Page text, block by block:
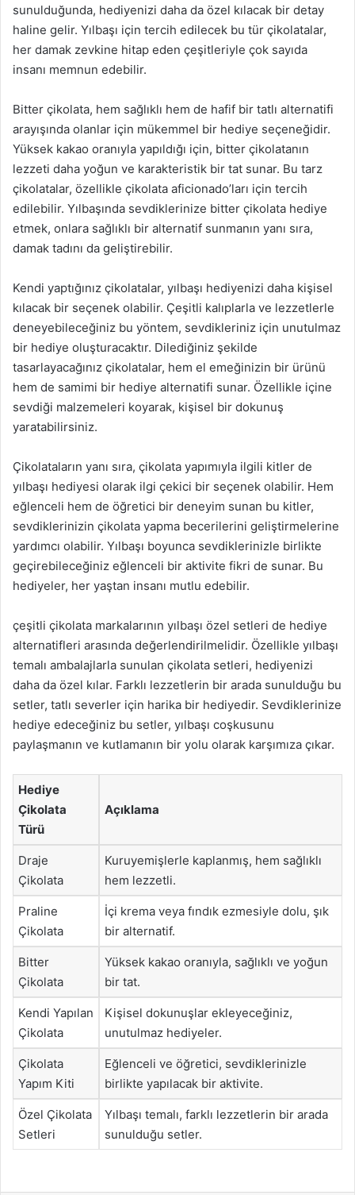
sunulduğunda, hediyenizi daha da özel kılacak bir detay
haline gelir. Yılbaşı için tercih edilecek bu tür çikolatalar,
her damak zevkine hitap eden çeşitleriyle çok sayıda
insanı memnun edebilir.
Bitter çikolata, hem sağlıklı hem de hafif bir tatlı alternatifi
arayışında olanlar için mükemmel bir hediye seçeneğidir.
Yüksek kakao oranıyla yapıldığı için, bitter çikolatanın
lezzeti daha yoğun ve karakteristik bir tat sunar. Bu tarz
çikolatalar, özellikle çikolata aficionado’ları için tercih
edilebilir. Yılbaşında sevdiklerinize bitter çikolata hediye
etmek, onlara sağlıklı bir alternatif sunmanın yanı sıra,
damak tadını da geliştirebilir.
Kendi yaptığınız çikolatalar, yılbaşı hediyenizi daha kişisel
kılacak bir seçenek olabilir. Çeşitli kalıplarla ve lezzetlerle
deneyebileceğiniz bu yöntem, sevdikleriniz için unutulmaz
bir hediye oluşturacaktır. Dilediğiniz şekilde
tasarlayacağınız çikolatalar, hem el emeğinizin bir ürünü
hem de samimi bir hediye alternatifi sunar. Özellikle içine
sevdiği malzemeleri koyarak, kişisel bir dokunuş
yaratabilirsiniz.
Çikolataların yanı sıra, çikolata yapımıyla ilgili kitler de
yılbaşı hediyesi olarak ilgi çekici bir seçenek olabilir. Hem
eğlenceli hem de öğretici bir deneyim sunan bu kitler,
sevdiklerinizin çikolata yapma becerilerini geliştirmelerine
yardımcı olabilir. Yılbaşı boyunca sevdiklerinizle birlikte
geçirebileceğiniz eğlenceli bir aktivite fikri de sunar. Bu
hediyeler, her yaştan insanı mutlu edebilir.
çeşitli çikolata markalarının yılbaşı özel setleri de hediye
alternatifleri arasında değerlendirilmelidir. Özellikle yılbaşı
temalı ambalajlarla sunulan çikolata setleri, hediyenizi
daha da özel kılar. Farklı lezzetlerin bir arada sunulduğu bu
setler, tatlı severler için harika bir hediyedir. Sevdiklerinize
hediye edeceğiniz bu setler, yılbaşı coşkusunu
paylaşmanın ve kutlamanın bir yolu olarak karşımıza çıkar.
Hediye
Çikolata
Türü
Açıklama
Draje
Çikolata
Kuruyemişlerle kaplanmış, hem sağlıklı
hem lezzetli.
Praline
Çikolata
İçi krema veya fındık ezmesiyle dolu, şık
bir alternatif.
Bitter
Çikolata
Yüksek kakao oranıyla, sağlıklı ve yoğun
bir tat.
Kendi Yapılan
Çikolata
Kişisel dokunuşlar ekleyeceğiniz,
unutulmaz hediyeler.
Çikolata
Yapım Kiti
Eğlenceli ve öğretici, sevdiklerinizle
birlikte yapılacak bir aktivite.
Özel Çikolata
Setleri
Yılbaşı temalı, farklı lezzetlerin bir arada
sunulduğu setler.